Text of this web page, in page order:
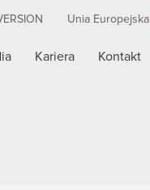
Unia Europejska
Kariera Kontakt